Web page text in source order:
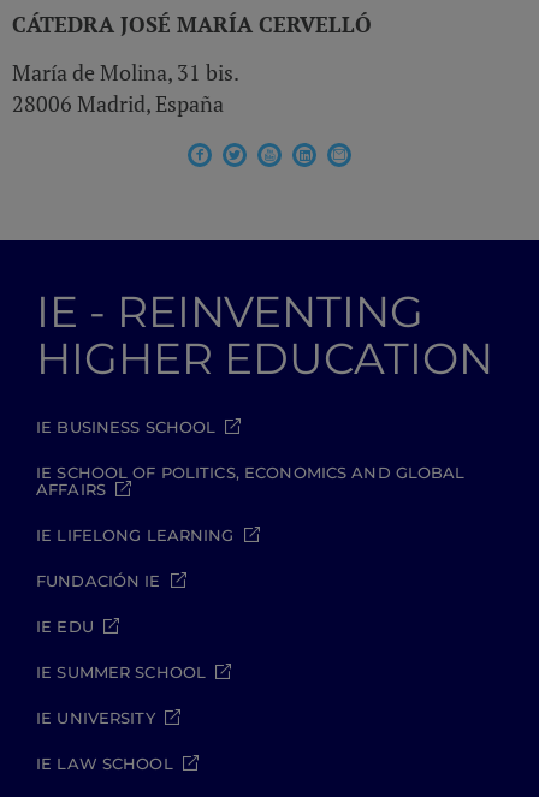
CÁTEDRA JOSÉ MARÍA CERVELLÓ
María de Molina, 31 bis.
28006 Madrid, España
IE - REINVENTING
HIGHER EDUCATION
IE BUSINESS SCHOOL
IE SCHOOL OF POLITICS, ECONOMICS AND GLOBAL
AFFAIRS
IE LIFELONG LEARNING
FUNDACIÓN IE
IE EDU
IE SUMMER SCHOOL
IE UNIVERSITY
IE LAW SCHOOL